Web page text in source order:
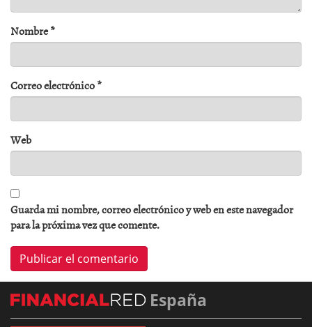
Nombre*
Correo electrónico*
Web
Guarda mi nombre, correo electrónico y web en este navegador
para la próxima vez que comente.
España